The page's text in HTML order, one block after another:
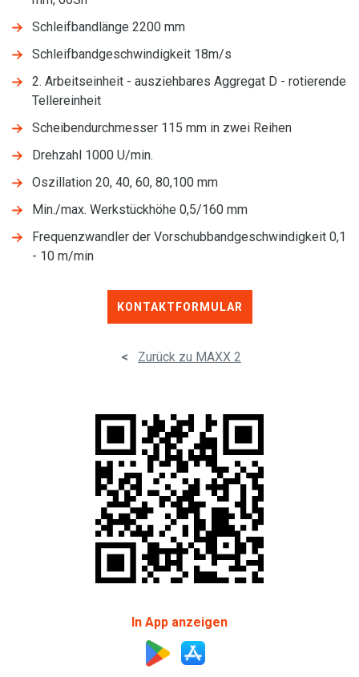
Schleifbandlänge 2200 mm
Schleifbandgeschwindigkeit 18m/s
2. Arbeitseinheit - ausziehbares Aggregat D - rotierende
Tellereinheit
Scheibendurchmesser 115 mm in zwei Reihen
Drehzahl 1000 U/min.
Oszillation 20, 40, 60, 80,100 mm
Min./max. Werkstückhöhe 0,5/160 mm
Frequenzwandler der Vorschubbandgeschwindigkeit 0,1
- 10 m/min
KONTAKTFORMULAR
< Zurück zu MAXX 2
In App anzeigen